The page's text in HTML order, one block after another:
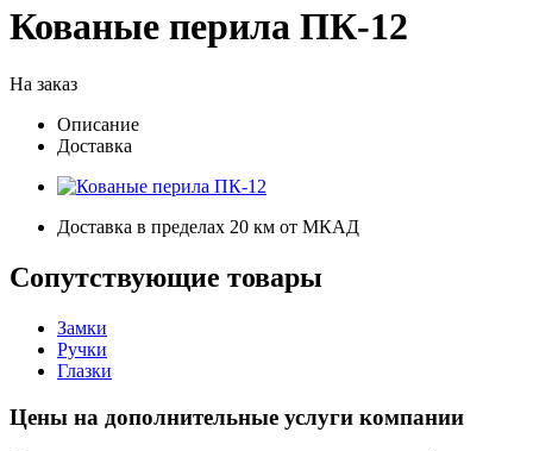
Кованые перила ПК-12
На заказ
Описание
Доставка
Доставка в пределах 20 км от МКАД
Сопутствующие товары
Замки
Ручки
Глазки
Цены на дополнительные услуги компании